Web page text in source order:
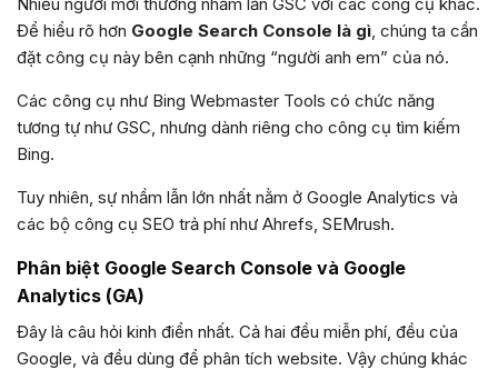
Để hiểu rõ hơn Google Search Console là gì , chúng ta cần
đặt công cụ này bên cạnh những “người anh em” của nó.
Các công cụ như Bing Webmaster Tools có chức năng
tương tự như GSC, nhưng dành riêng cho công cụ tìm kiếm
Bing.
Tuy nhiên, sự nhầm lẫn lớn nhất nằm ở Google Analytics và
các bộ công cụ SEO trả phí như Ahrefs, SEMrush.
Phân biệt Google Search Console và Google
Analytics (GA)
Đây là câu hỏi kinh điển nhất. Cả hai đều miễn phí, đều của
Google, và đều dùng để phân tích website. Vậy chúng khác